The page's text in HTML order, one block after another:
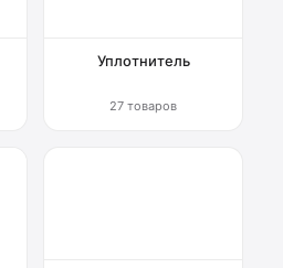
Уплотнитель
27 товаров